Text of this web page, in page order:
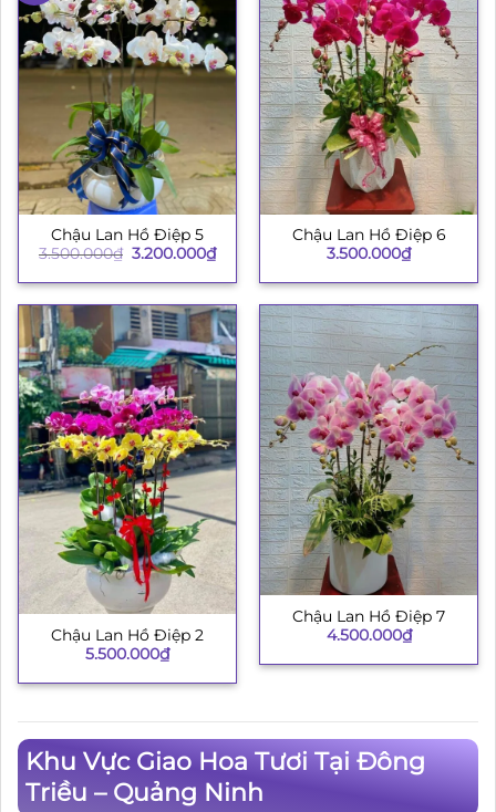
Chậu Lan Hồ Điệp 5
3.500.000₫ Giá
là:
3.200.000₫Giá
hiện
tại
3.200.000₫.
Chậu Lan Hồ Điệp 6
3.500.000₫
Chậu Lan Hồ Điệp 2
5.500.000₫
Chậu Lan Hồ Điệp 7
4.500.000₫
Khu Vực Giao Hoa Tươi Tại Đông
Triều – Quảng Ninh